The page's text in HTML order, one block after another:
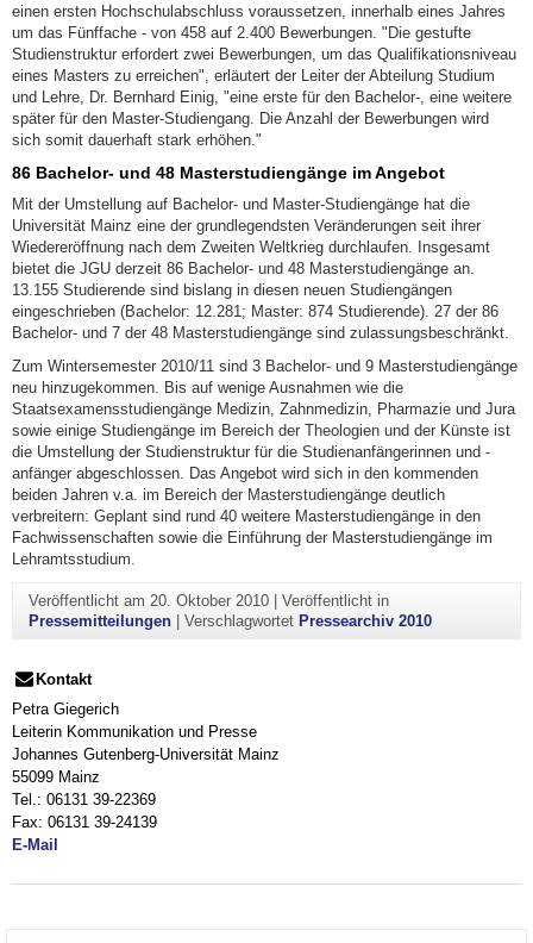
einen ersten Hochschulabschluss voraussetzen, innerhalb eines Jahres
um das Fünffache - von 458 auf 2.400 Bewerbungen. "Die gestufte
Studienstruktur erfordert zwei Bewerbungen, um das Qualifikationsniveau
eines Masters zu erreichen", erläutert der Leiter der Abteilung Studium
und Lehre, Dr. Bernhard Einig, "eine erste für den Bachelor-, eine weitere
später für den Master-Studiengang. Die Anzahl der Bewerbungen wird
sich somit dauerhaft stark erhöhen."
86 Bachelor- und 48 Masterstudiengänge im Angebot
Mit der Umstellung auf Bachelor- und Master-Studiengänge hat die
Universität Mainz eine der grundlegendsten Veränderungen seit ihrer
Wiedereröffnung nach dem Zweiten Weltkrieg durchlaufen. Insgesamt
bietet die JGU derzeit 86 Bachelor- und 48 Masterstudiengänge an.
13.155 Studierende sind bislang in diesen neuen Studiengängen
eingeschrieben (Bachelor: 12.281; Master: 874 Studierende). 27 der 86
Bachelor- und 7 der 48 Masterstudiengänge sind zulassungsbeschränkt.
Zum Wintersemester 2010/11 sind 3 Bachelor- und 9 Masterstudiengänge
neu hinzugekommen. Bis auf wenige Ausnahmen wie die
Staatsexamensstudiengänge Medizin, Zahnmedizin, Pharmazie und Jura
sowie einige Studiengänge im Bereich der Theologien und der Künste ist
die Umstellung der Studienstruktur für die Studienanfängerinnen und -
anfänger abgeschlossen. Das Angebot wird sich in den kommenden
beiden Jahren v.a. im Bereich der Masterstudiengänge deutlich
verbreitern: Geplant sind rund 40 weitere Masterstudiengänge in den
Fachwissenschaften sowie die Einführung der Masterstudiengänge im
Lehramtsstudium.
Veröffentlicht am 20. Oktober 2010| Veröffentlicht in
Pressemitteilungen| Verschlagwortet Pressearchiv 2010
Kontakt
Petra Giegerich
Leiterin Kommunikation und Presse
Johannes Gutenberg-Universität Mainz
55099 Mainz
Tel.: 06131 39-22369
Fax: 06131 39-24139
E-Mail